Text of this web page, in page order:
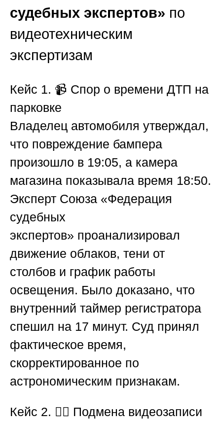
судебных экспертов» по
видеотехническим
экспертизам
Кейс 1. 📹 Спор о времени ДТП на
парковке
Владелец автомобиля утверждал,
что повреждение бампера
произошло в 19:05, а камера
магазина показывала время 18:50.
Эксперт Союза «Федерация
судебных
экспертов» проанализировал
движение облаков, тени от
столбов и график работы
освещения. Было доказано, что
внутренний таймер регистратора
спешил на 17 минут. Суд принял
фактическое время,
скорректированное по
астрономическим признакам.
Кейс 2. 🧑‍⚖️ Подмена видеозаписи